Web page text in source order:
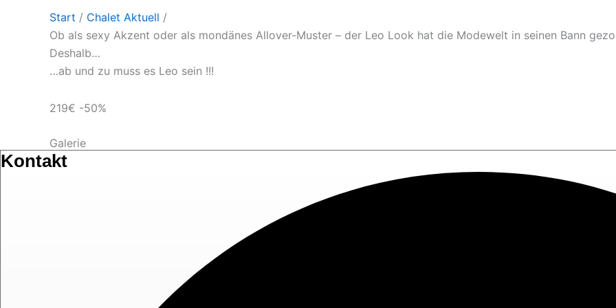
Start / Chalet Aktuell /
Ob als sexy Akzent oder als mondänes Allover-Muster – der Leo Look hat die Modewelt in seinen Bann
Deshalb…
…ab und zu muss es Leo sein !!!
219€ -50%
Galerie
Kontakt